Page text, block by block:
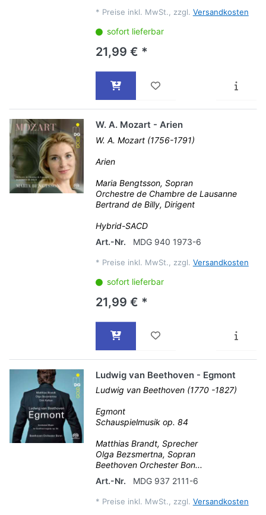
* Preise inkl. MwSt., zzgl. Versandkosten
sofort lieferbar
21,99 € *
W. A. Mozart - Arien
W. A. Mozart (1756-1791)
Arien
Maria Bengtsson, Sopran
Orchestre de Chambre de Lausanne
Bertrand de Billy, Dirigent
Hybrid-SACD
Art.-Nr.
MDG 940 1973-6
* Preise inkl. MwSt., zzgl. Versandkosten
sofort lieferbar
21,99 € *
Ludwig van Beethoven - Egmont
Ludwig van Beethoven (1770 -1827)
Egmont
Schauspielmusik op. 84
Matthias Brandt, Sprecher
Olga Bezsmertna, Sopran
Beethoven Orchester Bon...
Art.-Nr.
MDG 937 2111-6
* Preise inkl. MwSt., zzgl. Versandkosten